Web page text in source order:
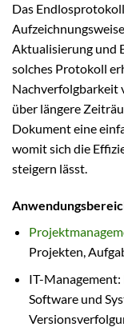
Das
Aktualisierung und
solches Protokoll
Nachverfolgbarkeit
über längere
Dokument eine
womit sich die
steigern lässt.
Projekten,
IT-
Software und